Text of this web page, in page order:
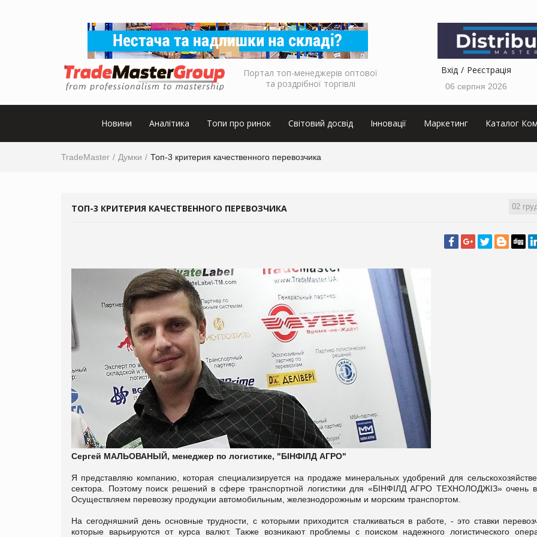
Портал топ-менеджерів оптової
та роздрібної торгівлі
Вхід Реєстрація
06 серпня 2026
Новини Аналітика Топи про ринок Світовий досвід Інновації Маркетинг Каталог
TradeMaster Думки Топ-3 критерия качественного перевозчика
02
ТОП-3 КРИТЕРИЯ КАЧЕСТВЕННОГО ПЕРЕВОЗЧИКА
Сергей МАЛЬОВАНЫЙ, менеджер по логистике, "БІНФІЛД АГРО"
Я представляю компанию, которая специализируется на продаже минеральных удобрений для
сектора. Поэтому поиск решений в сфере транспортной логистики для «БІНФІЛД АГРО ТЕХНОЛОДЖІЗ» очень
Осуществляем перевозку продукции автомобильным, железнодорожным и морским транспортом.
На сегодняшний день основные трудности, с которыми приходится сталкиваться в работе, - это ставки
которые варьируются от курса валют. Также возникают проблемы с поиском надежного логистического